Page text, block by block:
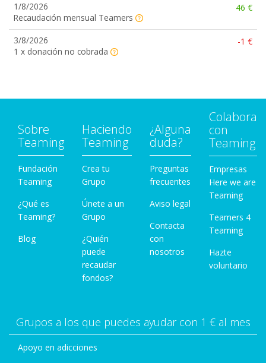
1/8/2026
Recaudación mensual Teamers
46 €
3/8/2026
1 x donación no cobrada
-1 €
Sobre
Teaming
Fundación
Teaming
¿Qué es
Teaming?
Blog
Haciendo
Teaming
Crea tu
Grupo
Únete a un
Grupo
¿Quién
puede
recaudar
fondos?
¿Alguna
duda?
Preguntas
frecuentes
Aviso legal
Contacta
con
nosotros
Colabora
con
Teaming
Empresas
Here we are
Teaming
Teamers 4
Teaming
Hazte
voluntario
Grupos a los que puedes ayudar con 1 € al mes
Apoyo en adicciones